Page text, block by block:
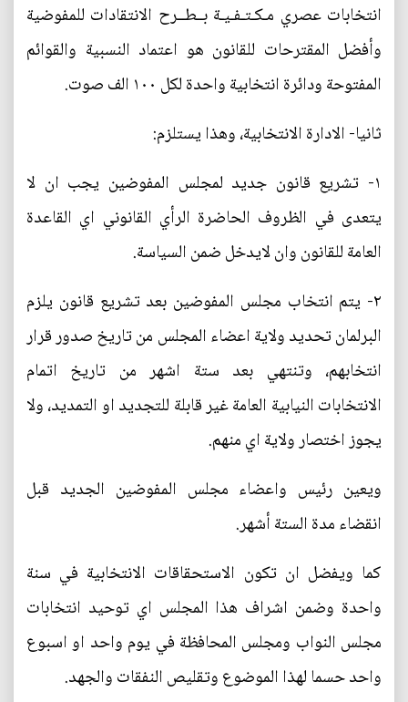
انتخابات عصري مـكـتـفـيـة بــطــرح الانتقادات للمفوضية
وأفضل المقترحات للقانون هو اعتماد النسبية والقوائم
المفتوحة ودائرة انتخابية واحدة لكل ١٠٠ الف صوت.
ثانيا- الادارة الانتخابية، وهذا يستلزم:
١- تشريع قانون جديد لمجلس المفوضين يجب ان لا
يتعدى في الظروف الحاضرة الرأي القانوني اي القاعدة
العامة للقانون وان لايدخل ضمن السياسة.
‎٢- يتم انتخاب مجلس المفوضين بعد تشريع قانون يلزم
البرلمان تحديد ولاية اعضاء المجلس من تاريخ صدور قرار
انتخابهم، وتنتهي بعد ستة اشهر من تاريخ اتمام
الانتخابات النيابية العامة غير قابلة للتجديد او التمديد، ولا
يجوز اختصار ولاية اي منهم.
ويعين رئيس واعضاء مجلس المفوضين الجديد قبل
انقضاء مدة الستة أشهر.
كما ويفضل ان تكون الاستحقاقات الانتخابية في سنة
واحدة وضمن اشراف هذا المجلس اي توحيد انتخابات
مجلس النواب ومجلس المحافظة في يوم واحد او اسبوع
واحد حسما لهذا الموضوع وتقليص النفقات والجهد.